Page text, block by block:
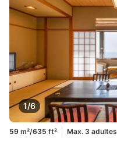
1/6
59 m²/635 ft² Max. 3 adultes